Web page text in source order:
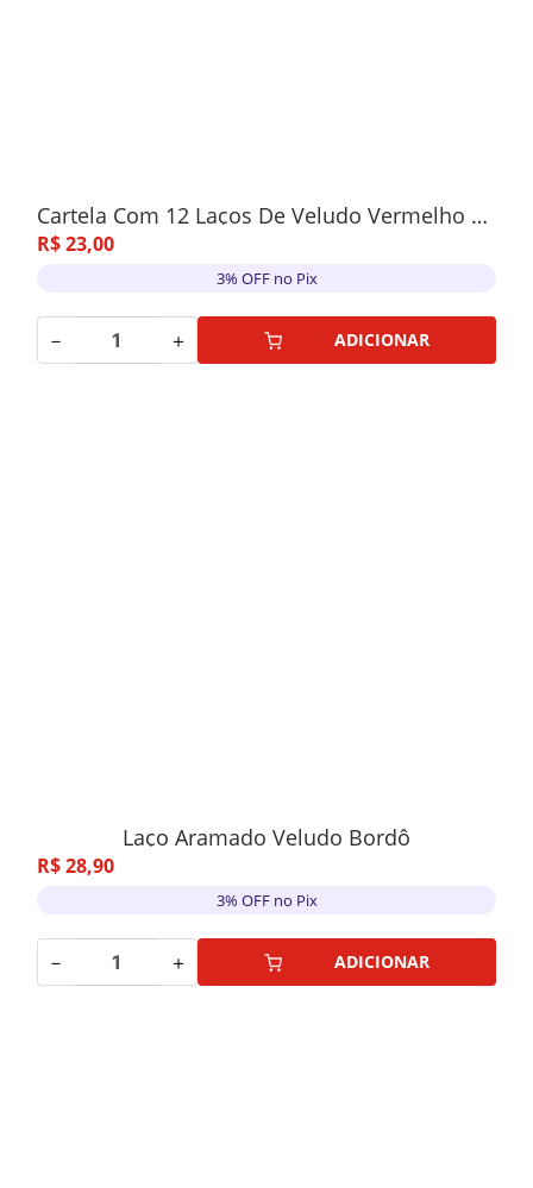
Cartela Com 12 Laços De Veludo Vermelho Fosco 10cm
R$23,00
3% OFF no Pix
－ ＋ ADICIONAR
Laço Aramado Veludo Bordô
R$28,90
3% OFF no Pix
－ ＋ ADICIONAR